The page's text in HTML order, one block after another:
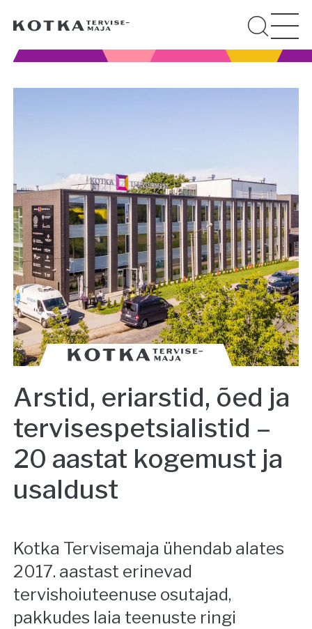
Arstid, eriarstid, õed ja
tervisespetsialistid –
20 aastat kogemust ja
usaldust
Kotka Tervisemaja ühendab alates
2017. aastast erinevad
tervishoiuteenuse osutajad,
pakkudes laia teenuste ringi